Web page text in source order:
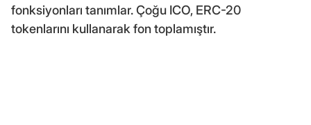
fonksiyonları tanımlar. Çoğu ICO, ERC-20
tokenlarını kullanarak fon toplamıştır.